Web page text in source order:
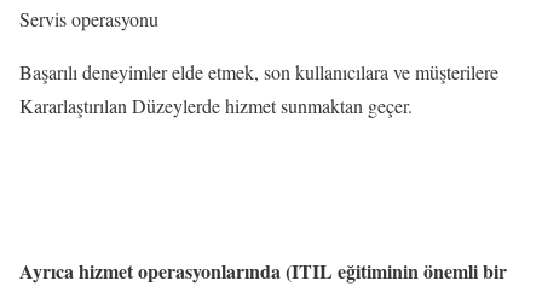
Servis operasyonu
Başarılı deneyimler elde etmek, son kullanıcılara ve müşterilere
Kararlaştırılan Düzeylerde hizmet sunmaktan geçer.
Ayrıca hizmet operasyonlarında (ITIL eğitiminin önemli bir